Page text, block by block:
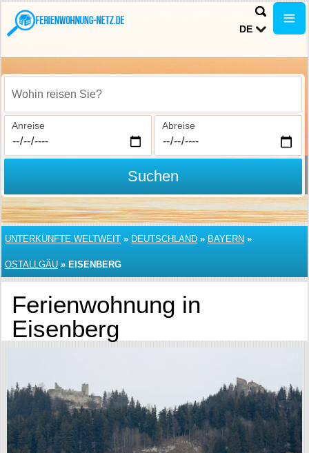
DE
Wohin reisen Sie?
Anreise Abreise
Suchen
UNTERKÜNFTE WELTWEIT » DEUTSCHLAND » BAYERN »
OSTALLGÄU » EISENBERG
Ferienwohnung in
Eisenberg